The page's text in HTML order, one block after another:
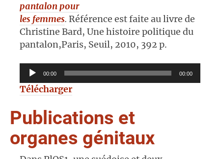
pantalon pour
les femmes. Référence est faite au livre de
Christine Bard, Une histoire politique du
pantalon,Paris, Seuil, 2010, 392 p.
Lecteur
audio
00:00 00:00
Télécharger
Publications et
organes génitaux